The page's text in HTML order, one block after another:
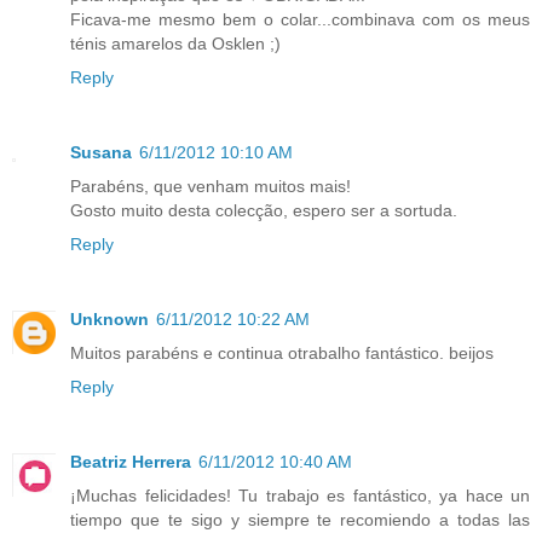
Ficava-me mesmo bem o colar...combinava com os meus
ténis amarelos da Osklen ;)
Reply
Susana 6/11/2012 10:10 AM
Parabéns, que venham muitos mais!
Gosto muito desta colecção, espero ser a sortuda.
Reply
Unknown 6/11/2012 10:22 AM
Muitos parabéns e continua otrabalho fantástico. beijos
Reply
Beatriz Herrera 6/11/2012 10:40 AM
¡Muchas felicidades! Tu trabajo es fantástico, ya hace un
tiempo que te sigo y siempre te recomiendo a todas las